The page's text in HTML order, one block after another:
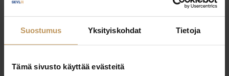
Suostumus Yksityiskohdat Tietoja
Tämä sivusto käyttää evästeitä
Yleinen